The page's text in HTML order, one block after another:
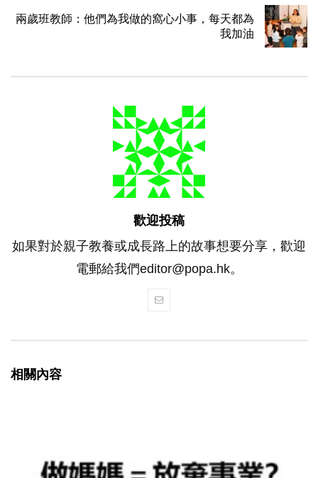
兩歲班教師：他們為我做的窩心小事，每天都為
我加油
歡迎投稿
如果對於親子教養或成長路上的故事想要分享，歡迎
電郵給我們editor@popa.hk。
相關內容